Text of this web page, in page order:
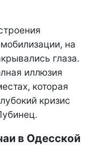
на
глаза.
иллюзия
которая
кризис
в Одесской